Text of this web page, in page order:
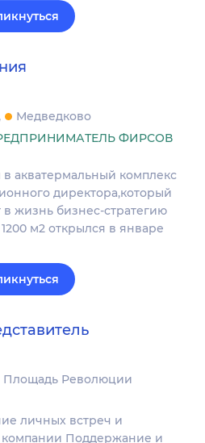
Медведково
ФИРСОВ
акватермальный комплекс
директора,который
в жизнь бизнес-стратегию
м2 открылся в январе
Площадь Революции
личных встреч и
компании Поддержание и